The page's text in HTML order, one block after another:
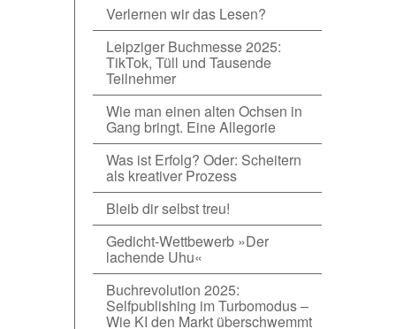
Verlernen wir das Lesen?
Leipziger Buchmesse 2025:
TikTok, Tüll und Tausende
Teilnehmer
Wie man einen alten Ochsen in
Gang bringt. Eine Allegorie
Was ist Erfolg? Oder: Scheitern
als kreativer Prozess
Bleib dir selbst treu!
Gedicht-Wettbewerb »Der
lachende Uhu«
Buchrevolution 2025:
Selfpublishing im Turbomodus –
Wie KI den Markt überschwemmt